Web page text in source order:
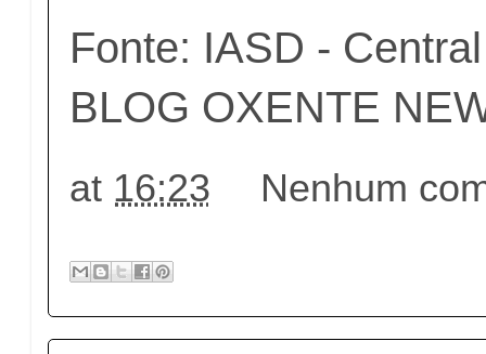
Fonte: IASD -
BLOG OXENTE
at 16:23 Nenhum